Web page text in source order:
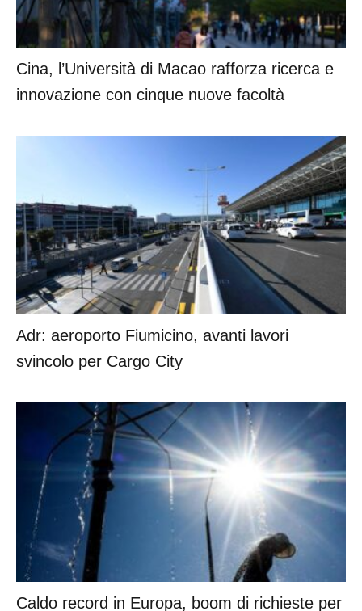
Cina, l’Università di Macao rafforza ricerca e
innovazione con cinque nuove facoltà
Adr: aeroporto Fiumicino, avanti lavori
svincolo per Cargo City
Caldo record in Europa, boom di richieste per